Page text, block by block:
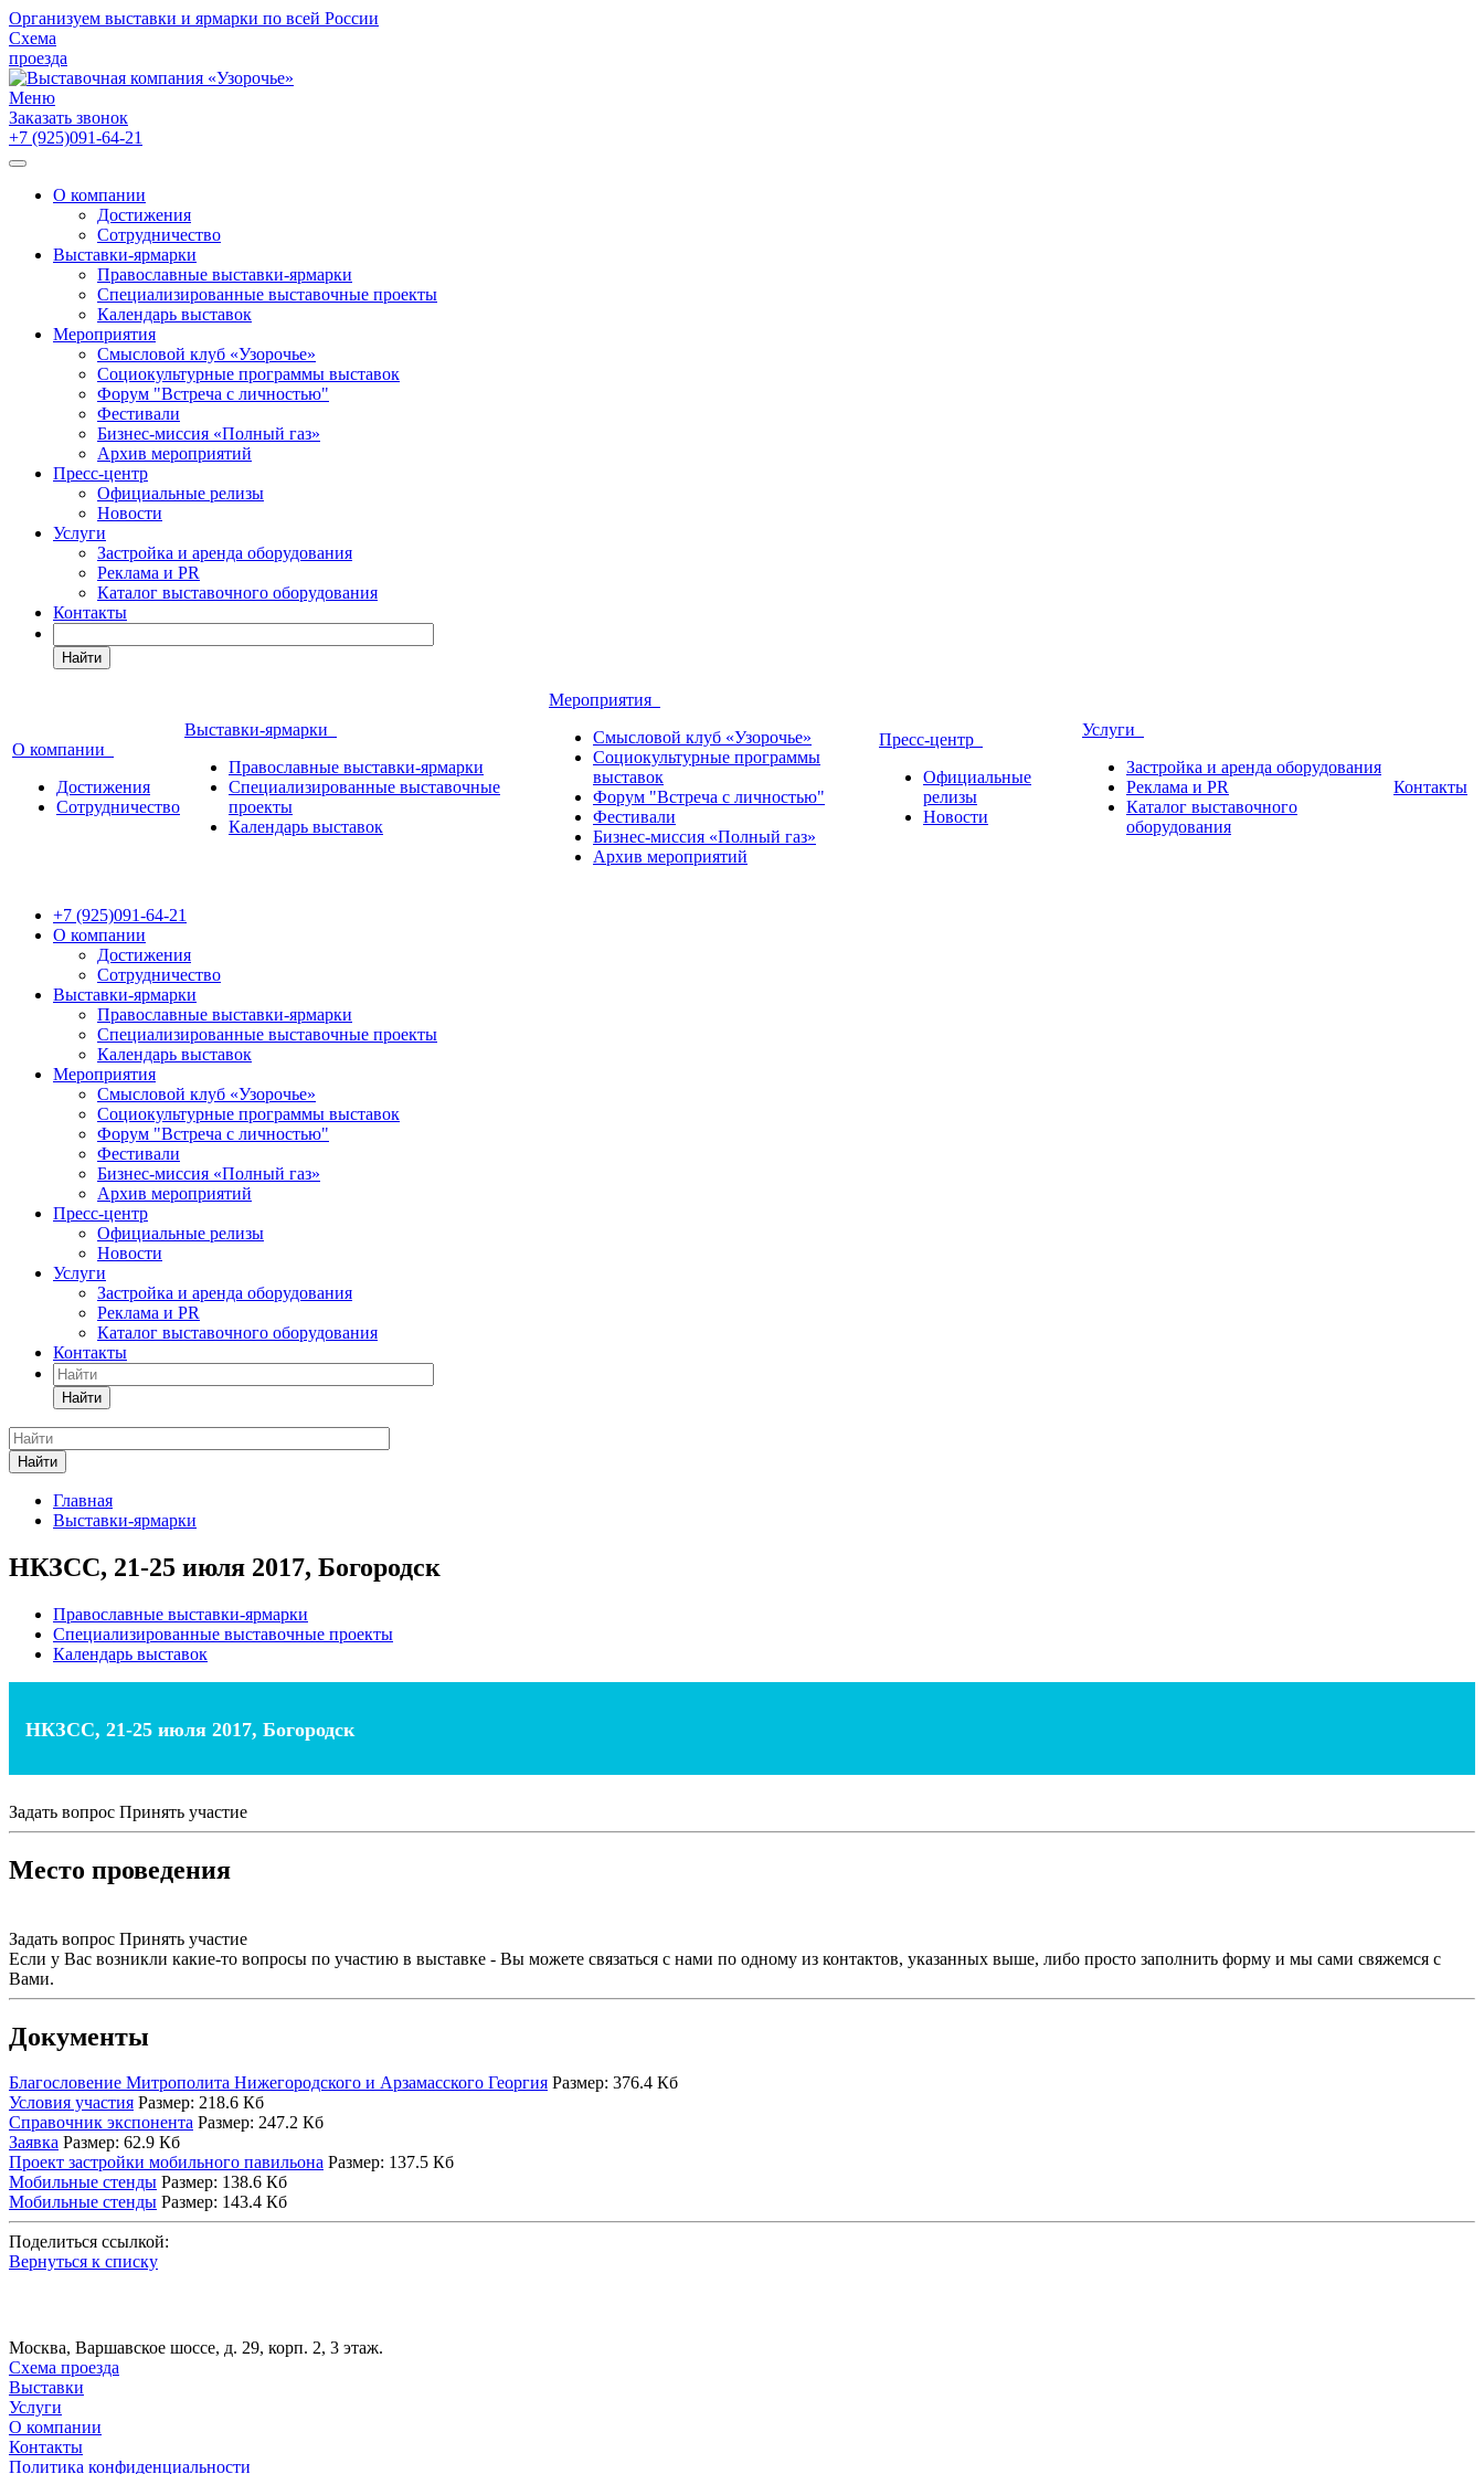
Организуем выставки и ярмарки по всей России
Схема
проезда
Меню
Заказать звонок
+7 (925)091-64-21
О компании
Достижения
Сотрудничество
Выставки-ярмарки
Православные выставки-ярмарки
Специализированные выставочные проекты
Календарь выставок
Мероприятия
Смысловой клуб «Узорочье»
Социокультурные программы выставок
Форум "Встреча с личностью"
Фестивали
Бизнес-миссия «Полный газ»
Архив мероприятий
Пресс-центр
Официальные релизы
Новости
Услуги
Застройка и аренда оборудования
Реклама и PR
Каталог выставочного оборудования
Контакты
Найти
О компании
Достижения
Сотрудничество
Выставки-ярмарки
Православные выставки-ярмарки
Специализированные выставочные
проекты
Календарь выставок
Мероприятия
Смысловой клуб «Узорочье»
Социокультурные программы
выставок
Форум "Встреча с личностью"
Фестивали
Бизнес-миссия «Полный газ»
Архив мероприятий
Пресс-центр
Официальные
релизы
Новости
Услуги
Застройка и аренда оборудования
Реклама и PR
Каталог выставочного
оборудования
Контакты
+7 (925)091-64-21
О компании
Достижения
Сотрудничество
Выставки-ярмарки
Православные выставки-ярмарки
Специализированные выставочные проекты
Календарь выставок
Мероприятия
Смысловой клуб «Узорочье»
Социокультурные программы выставок
Форум "Встреча с личностью"
Фестивали
Бизнес-миссия «Полный газ»
Архив мероприятий
Пресс-центр
Официальные релизы
Новости
Услуги
Застройка и аренда оборудования
Реклама и PR
Каталог выставочного оборудования
Контакты
Найти
Найти
Главная
Выставки-ярмарки
НКЗСС, 21-25 июля 2017, Богородск
Православные выставки-ярмарки
Специализированные выставочные проекты
Календарь выставок
НКЗСС, 21-25 июля 2017, Богородск
Задать вопрос Принять участие
Место проведения
Задать вопрос Принять участие
Если у Вас возникли какие-то вопросы по участию в выставке - Вы можете связаться с нами по одному из контактов, указанных выше, либо просто заполнить форму и мы сами свяжемся с
Вами.
Документы
Благословение Митрополита Нижегородского и Арзамасского Георгия Размер: 376.4 Кб
Условия участия Размер: 218.6 Кб
Справочник экспонента Размер: 247.2 Кб
Заявка Размер: 62.9 Кб
Проект застройки мобильного павильона Размер: 137.5 Кб
Мобильные стенды Размер: 138.6 Кб
Мобильные стенды Размер: 143.4 Кб
Поделиться ссылкой:
Москва, Варшавское шоссе, д. 29, корп. 2, 3 этаж.
Схема проезда
Выставки
Услуги
О компании